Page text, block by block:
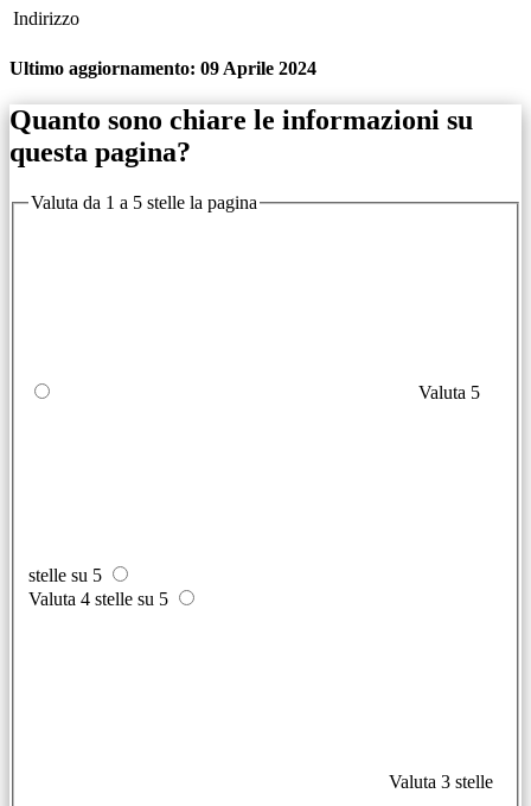
Indirizzo
Ultimo aggiornamento: 09 Aprile 2024
Quanto sono chiare le informazioni su
questa pagina?
Valuta da 1 a 5 stelle la pagina
Valuta 5
stelle su 5
Valuta 4 stelle su 5
Valuta 3 stelle